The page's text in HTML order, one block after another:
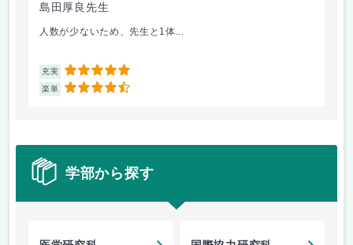
島田厚良先生
人数が少ないため、先生と1体...
充実 5
楽単 4.5
学部から探す